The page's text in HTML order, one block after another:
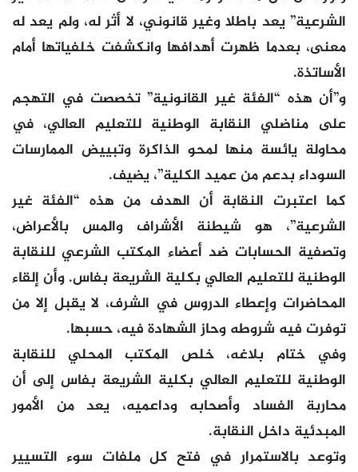
الشرعية” يعد باطلا وغير قانوني، لا أثر له، ولم يعد له
معنى، بعدما ظهرت أهدافها وانكشفت خلفياتها أمام
الأساتذة.
و”أن هذه “الفئة غير القانونية” تخصصت في التهجم
على مناضلي النقابة الوطنية للتعليم العالي، في
محاولة يائسة منها لمحو الذاكرة وتبييض الممارسات
السوداء بدعم من عميد الكلية”، يضيف.
كما اعتبرت النقابة أن الهدف من هذه “الفئة غير
الشرعية”، هو شيطنة الأشراف والمس بالأعراض،
وتصفية الحسابات ضد أعضاء المكتب الشرعي للنقابة
الوطنية للتعليم العالي بكلية الشريعة بفاس. وأن إلقاء
المحاضرات وإعطاء الدروس في الشرف، لا يقبل إلا من
توفرت فيه شروطه وحاز الشهادة فيه، حسبها.
وفي ختام بلاغه، خلص المكتب المحلي للنقابة
الوطنية للتعليم العالي بكلية الشريعة بفاس إلى أن
محاربة الفساد وأصحابه وداعميه، يعد من الأمور
المبدئية داخل النقابة.
وتوعد بالاستمرار في فتح كل ملفات سوء التسيير